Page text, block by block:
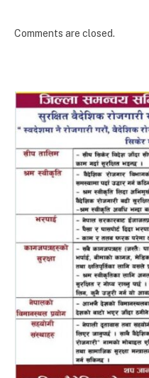
Comments are closed.